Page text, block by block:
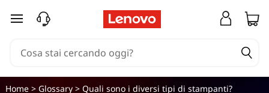
Q
passa a contenuto principale
Home> Glossary> Quali sono i diversi tipi di stampanti?